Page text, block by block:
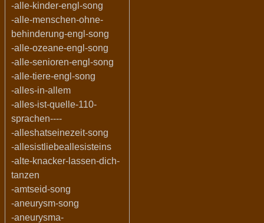
-alle-kinder-engl-song
-alle-menschen-ohne-
behinderung-engl-song
-alle-ozeane-engl-song
-alle-senioren-engl-song
-alle-tiere-engl-song
-alles-in-allem
-alles-ist-quelle-110-
sprachen----
-alleshatseinezeit-song
-allesistliebeallesisteins
-alte-knacker-lassen-dich-
tanzen
-amtseid-song
-aneurysm-song
-aneurysma-